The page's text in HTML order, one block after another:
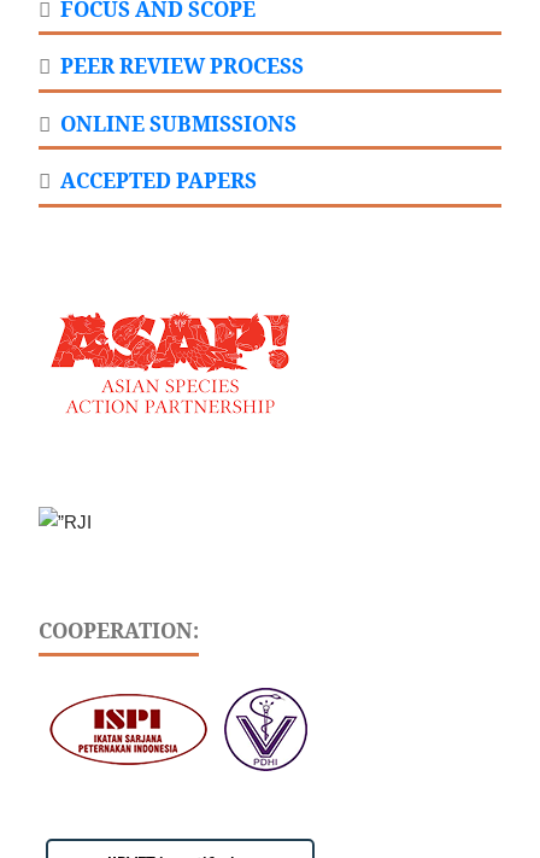
FOCUS AND SCOPE
PEER REVIEW PROCESS
ONLINE SUBMISSIONS
ACCEPTED PAPERS
COOPERATION: